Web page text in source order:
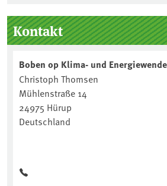
Seitenleiste
Kontakt
Boben op Klima- und
Christoph Thomsen
Mühlenstraße 14
24975 Hürup
Deutschland